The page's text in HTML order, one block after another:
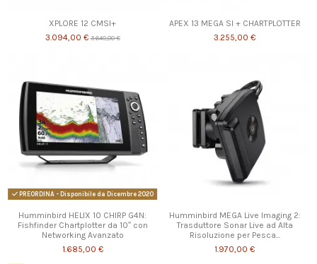
XPLORE 12 CMSI+
3.094,00 €3.640,00 €
APEX 13 MEGA SI + CHARTPLOTTER
3.255,00 €
PREORDINA - Disponibile da Dicembre 2020
Humminbird HELIX 10 CHIRP G4N:
Fishfinder Chartplotter da 10″ con
Networking Avanzato
1.685,00 €
Humminbird MEGA Live Imaging 2:
Trasduttore Sonar Live ad Alta
Risoluzione per Pesca...
1.970,00 €